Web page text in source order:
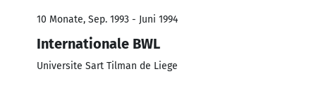
10 Monate, Sep. 1993 - Juni 1994
Internationale BWL
Universite Sart Tilman de Liege